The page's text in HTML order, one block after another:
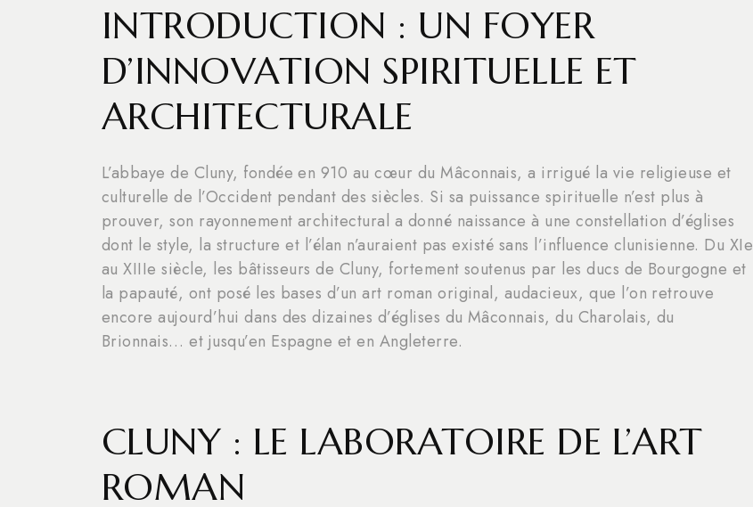
INTRODUCTION : UN FOYER
D’INNOVATION SPIRITUELLE ET
ARCHITECTURALE
L’abbaye de Cluny, fondée en 910 au cœur du Mâconnais, a irrigué la vie religieuse et
culturelle de l’Occident pendant des siècles. Si sa puissance spirituelle n’est plus à
prouver, son rayonnement architectural a donné naissance à une constellation d’églises
dont le style, la structure et l’élan n’auraient pas existé sans l’influence clunisienne. Du XIe
au XIIIe siècle, les bâtisseurs de Cluny, fortement soutenus par les ducs de Bourgogne et
la papauté, ont posé les bases d’un art roman original, audacieux, que l’on retrouve
encore aujourd’hui dans des dizaines d’églises du Mâconnais, du Charolais, du
Brionnais… et jusqu’en Espagne et en Angleterre.
CLUNY : LE LABORATOIRE DE L’ART
ROMAN